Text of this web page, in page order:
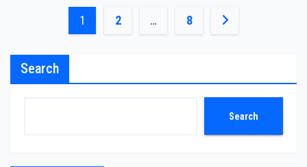
Posts
pagination
1 2 … 8
Search
Search